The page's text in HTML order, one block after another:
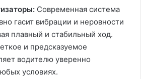
Современная система
гасит вибрации и неровности
плавный и стабильный ход.
и предсказуемое
водителю уверенно
условиях.